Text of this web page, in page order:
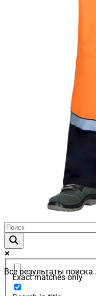
Все результаты
Exact matches only